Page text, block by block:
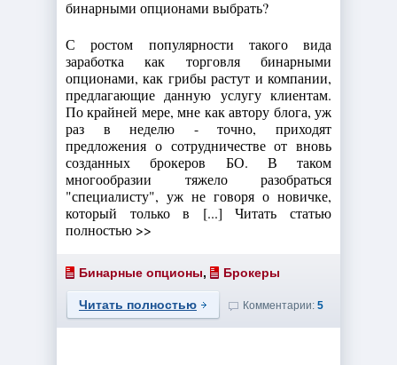
С ростом популярности такого вида
заработка как торговля бинарными
опционами, как грибы растут и компании,
предлагающие данную услугу клиентам.
По крайней мере, мне как автору блога, уж
раз в неделю - точно, приходят
предложения о сотрудничестве от вновь
созданных брокеров БО. В таком
многообразии тяжело разобраться
"специалисту", уж не говоря о новичке,
который только в [...] Читать статью
полностью >>
Бинарные опционы, Брокеры
Читать полностью Комментарии: 5